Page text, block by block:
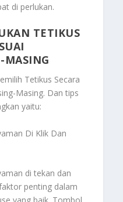
di perlukan.
TETIKUS
MASING
Tetikus Secara
Masing. Dan tips
yaitu:
Di Klik Dan
di tekan dan
penting dalam